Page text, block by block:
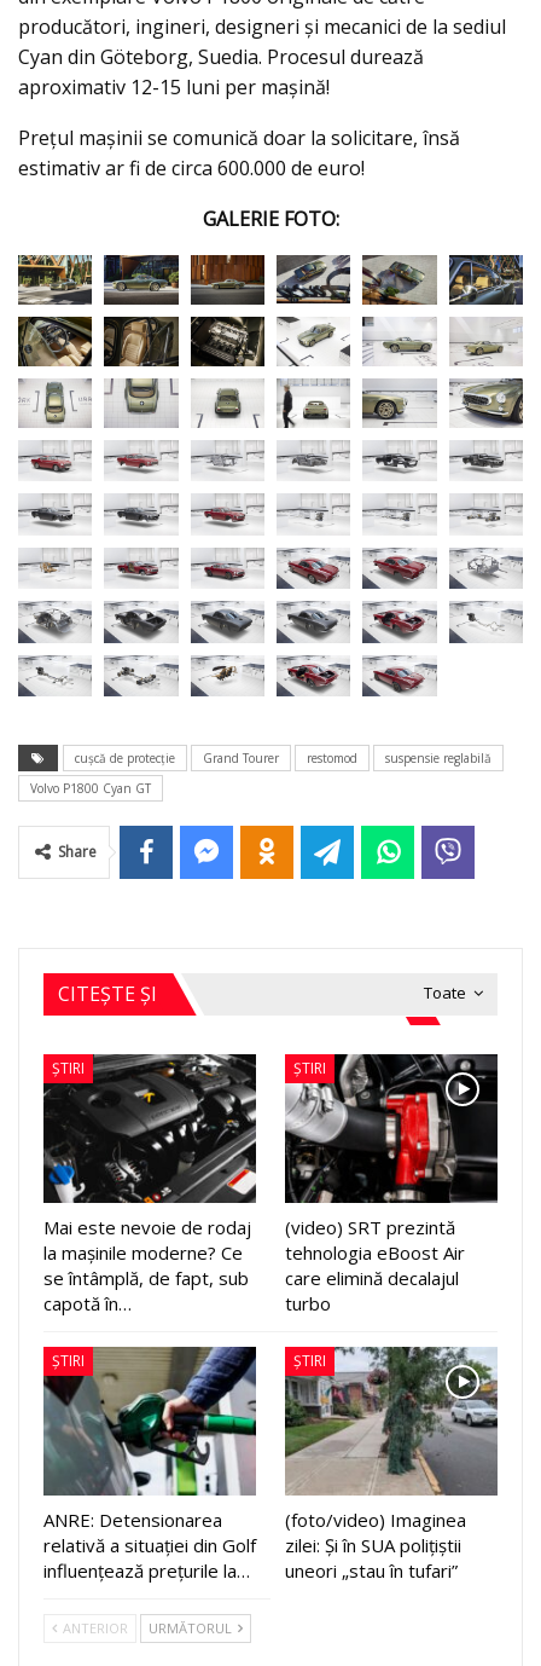
producători, ingineri, designeri și mecanici de la sediul
Cyan din Göteborg, Suedia. Procesul durează
aproximativ 12-15 luni per mașină!
Prețul mașinii se comunică doar la solicitare, însă
estimativ ar fi de circa 600.000 de euro!
GALERIE FOTO:
cușcă de protecție Grand Tourer restomod
suspensie reglabilă
Volvo P1800 Cyan GT
Share
Toate
CITEȘTE ȘI
ȘTIRI
Mai este nevoie de rodaj
la mașinile moderne? Ce
se întâmplă, de fapt, sub
capotă în…
ȘTIRI
(video) SRT prezintă
tehnologia eBoost Air
care elimină decalajul
turbo
ȘTIRI
ANRE: Detensionarea
relativă a situației din Golf
influențează prețurile la…
ȘTIRI
(foto/video) Imaginea
zilei: Și în SUA polițiștii
uneori „stau în tufari”
ANTERIOR URMĂTORUL